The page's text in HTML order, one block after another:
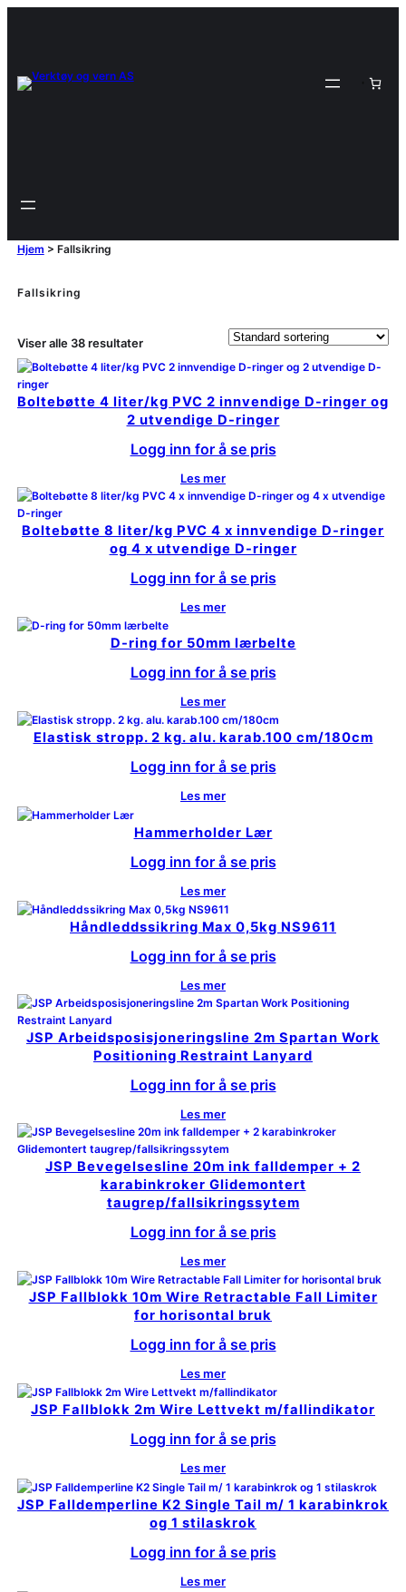
Hjem > Fallsikring
Fallsikring
Viser alle 38 resultater
Boltebøtte 4 liter/kg PVC 2 innvendige D-ringer og
2 utvendige D-ringer
Logg inn for å se pris
Les mer
Boltebøtte 8 liter/kg PVC 4 x innvendige D-ringer
og 4 x utvendige D-ringer
Logg inn for å se pris
Les mer
D-ring for 50mm lærbelte
Logg inn for å se pris
Les mer
Elastisk stropp. 2 kg. alu. karab.100 cm/180cm
Logg inn for å se pris
Les mer
Hammerholder Lær
Logg inn for å se pris
Les mer
Håndleddssikring Max 0,5kg NS9611
Logg inn for å se pris
Les mer
JSP Arbeidsposisjoneringsline 2m Spartan Work
Positioning Restraint Lanyard
Logg inn for å se pris
Les mer
JSP Bevegelsesline 20m ink falldemper + 2
karabinkroker Glidemontert
taugrep/fallsikringssytem
Logg inn for å se pris
Les mer
JSP Fallblokk 10m Wire Retractable Fall Limiter
for horisontal bruk
Logg inn for å se pris
Les mer
JSP Fallblokk 2m Wire Lettvekt m/fallindikator
Logg inn for å se pris
Les mer
JSP Falldemperline K2 Single Tail m/ 1 karabinkrok
og 1 stilaskrok
Logg inn for å se pris
Les mer